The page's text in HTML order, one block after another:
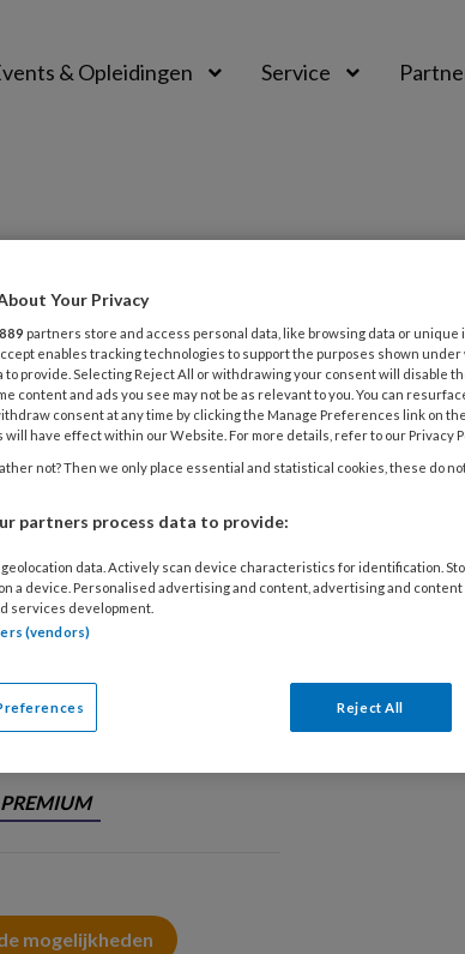
& Opleidingen Service
Opslaan Reacties 0 Delen
sociale wetenschappen, master
Ze werkte als
gemeente Wijdemeren, en is
beleidsteam Sociaal Domein.
PREMIUM
mogelijkheden
Your Privacy
889 partners store and access personal data, like browsing data or unique
enables tracking technologies to support the purposes shown
to provide. Selecting Reject All or withdrawing your consent will disable
content and ads you see may not be as relevant to you. You can
consent at any time by clicking the Manage Preferences link on the
will have effect within our Website. For more details, refer to our Privacy
not? Then we only place essential and statistical cookies, these do
partners process data to provide:
data. Actively scan device characteristics for identification.
a device. Personalised advertising and content, advertising and
services development.
(vendors)
Reject All